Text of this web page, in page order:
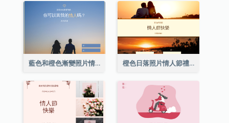
藍色和橙色漸變照片情人節禮品卡 橙色日落照片情人節禮品卡